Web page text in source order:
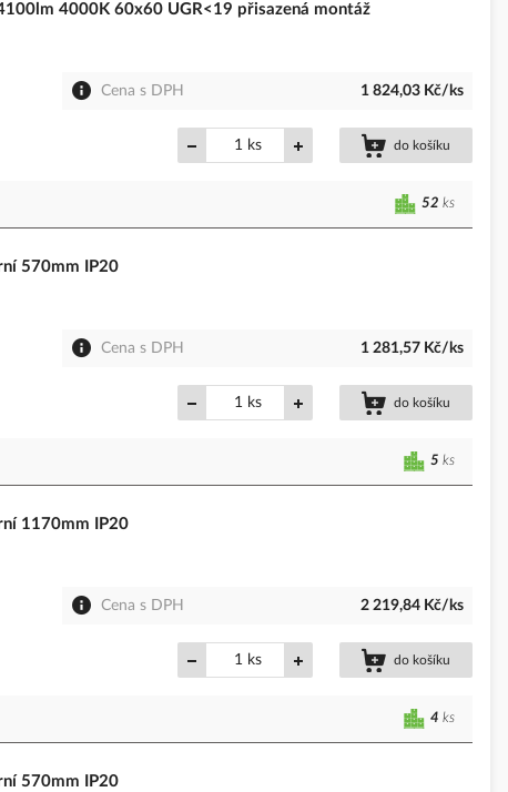
4000K 60x60 UGR<19 přisazená montáž
Cena s DPH 1 824,03 Kč/ks
ks do košíku
52 ks
570mm IP20
Cena s DPH 1 281,57 Kč/ks
ks do košíku
5 ks
1170mm IP20
Cena s DPH 2 219,84 Kč/ks
ks do košíku
4 ks
570mm IP20